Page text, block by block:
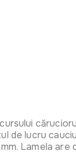
de lucru
Lamela are